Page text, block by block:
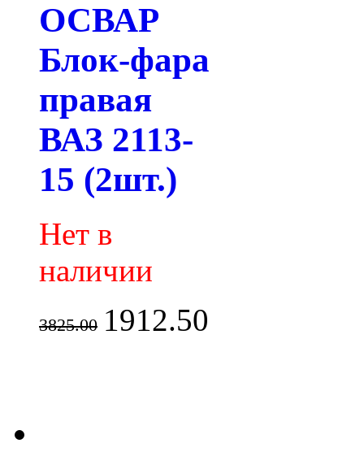
ОСВАР
Блок-фара
правая
ВАЗ 2113-
15 (2шт.)
Нет в
наличии
3825.00 1912.50